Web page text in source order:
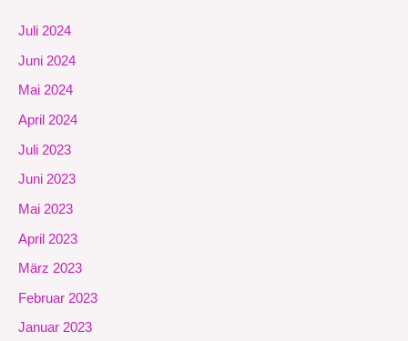
Juli 2024
Juni 2024
Mai 2024
April 2024
Juli 2023
Juni 2023
Mai 2023
April 2023
März 2023
Februar 2023
Januar 2023